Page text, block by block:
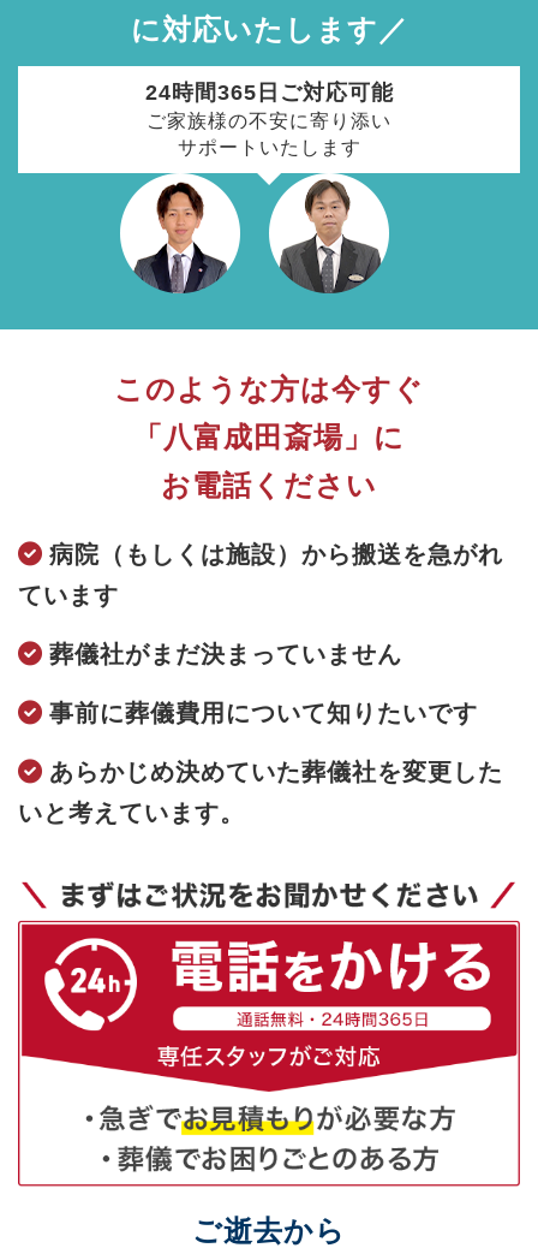
に対応いたします／
24時間365日ご対応可能
ご家族様の不安に寄り添い
サポートいたします
このような方は今すぐ
「八富成田斎場」に
お電話ください
病院（もしくは施設）から搬送を急がれ
ています
葬儀社がまだ決まっていません
事前に葬儀費用について知りたいです
あらかじめ決めていた葬儀社を変更した
いと考えています。
ご逝去から